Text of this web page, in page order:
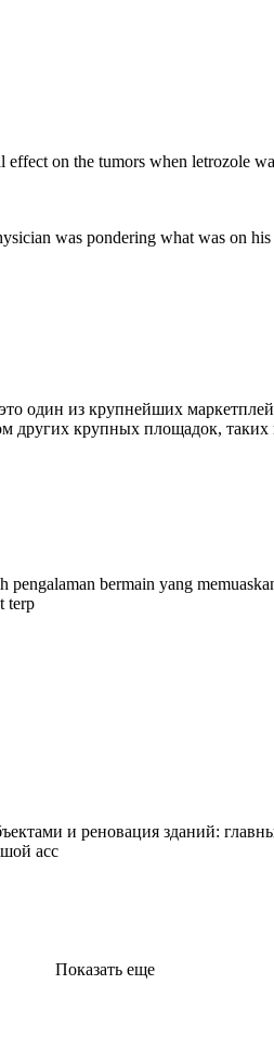
on the tumors when letrozole
was pondering what was on
один из крупнейших
других крупных площадок,
bermain yang
terp
и реновация зданий:
асс
Показать еще